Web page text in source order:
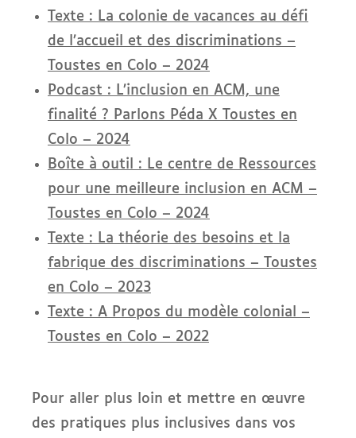
Texte : La colonie de vacances au défi
de l’accueil et des discriminations –
Toustes en Colo – 2024
Podcast : L’inclusion en ACM, une
finalité ? Parlons Péda X Toustes en
Colo – 2024
Boîte à outil : Le centre de Ressources
pour une meilleure inclusion en ACM –
Toustes en Colo – 2024
Texte : La théorie des besoins et la
fabrique des discriminations – Toustes
en Colo – 2023
Texte : A Propos du modèle colonial –
Toustes en Colo – 2022
Pour aller plus loin et mettre en œuvre
des pratiques plus inclusives dans vos